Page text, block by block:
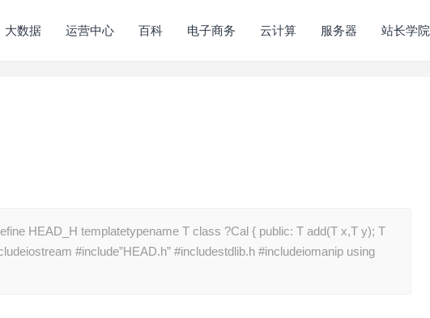
大数据 运营中心 百科 电子商务 云计算 服务器 站长学院
HEAD_H templatetypename T class ?Cal { public: T add(T x,T y); T
#include”HEAD.h” #includestdlib.h #includeiomanip using